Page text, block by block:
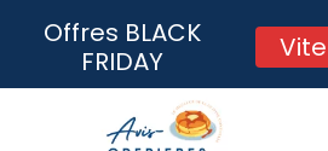
Offres BLACK
FRIDAY